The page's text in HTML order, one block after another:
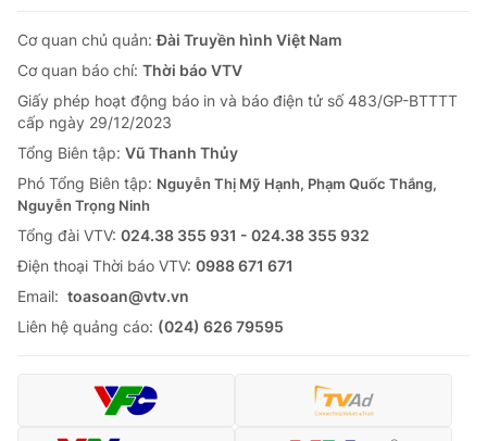
Cơ quan chủ quản:Đài Truyền hình Việt Nam
Cơ quan báo chí: Thời báo VTV
Giấy phép hoạt động báo in và báo điện tử số 483/GP-BTTTT
cấp ngày 29/12/2023
Tổng Biên tập: Vũ Thanh Thủy
Phó Tổng Biên tập: Nguyễn Thị Mỹ Hạnh, Phạm Quốc Thắng,
Nguyễn Trọng Ninh
Tổng đài VTV: 024.38 355 931 - 024.38 355 932
Ðiện thoại Thời báo VTV: 0988 671 671
Email: toasoan@vtv.vn
Liên hệ quảng cáo: (024) 626 79595